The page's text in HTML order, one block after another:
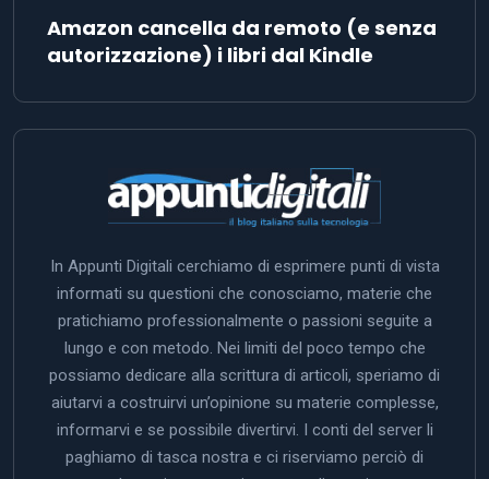
Amazon cancella da remoto (e senza
autorizzazione) i libri dal Kindle
In Appunti Digitali cerchiamo di esprimere punti di vista
informati su questioni che conosciamo, materie che
pratichiamo professionalmente o passioni seguite a
lungo e con metodo. Nei limiti del poco tempo che
possiamo dedicare alla scrittura di articoli, speriamo di
aiutarvi a costruirvi un’opinione su materie complesse,
informarvi e se possibile divertirvi. I conti del server li
paghiamo di tasca nostra e ci riserviamo perciò di